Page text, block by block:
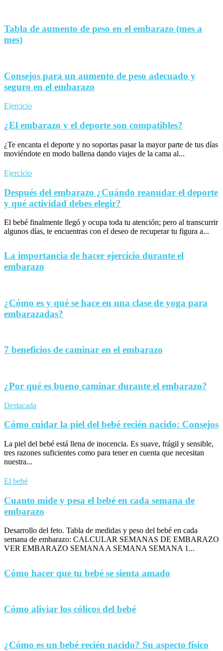
Tabla de aumento de peso en el embarazo (mes a
mes)
Consejos para un aumento de peso adecuado y
seguro en el embarazo
Ejercicio
¿El embarazo y el deporte son compatibles?
¿Te encanta el deporte y no soportas pasar la mayor parte de tus días
moviéndote en modo ballena dando viajes de la cama al...
Ejercicio
Después del embarazo ¿Cuándo reanudar el deporte
y qué actividad debes elegir?
El bebé finalmente llegó y ocupa toda tu atención; pero al transcurrir
algunos días, te encuentras con el deseo de recuperar tu figura a...
La importancia de hacer ejercicio durante el
embarazo
¿Cómo es y qué se hace en una clase de yoga para
embarazadas?
7 beneficios de caminar en el embarazo
¿Por qué es bueno caminar durante el embarazo?
Destacada
Cómo cuidar la piel del bebé recién nacido: Consejos
La piel del bebé está llena de inocencia. Es suave, frágil y sensible,
tres razones suficientes como para tener en cuenta que necesitan
nuestra...
El bebé
Cuanto mide y pesa el bebé en cada semana de
embarazo
Desarrollo del feto. Tabla de medidas y peso del bebé en cada
semana de embarazo: CALCULAR SEMANAS DE EMBARAZO
VER EMBARAZO SEMANA A SEMANA SEMANA 1...
Cómo hacer que tu bebé se sienta amado
Cómo aliviar los cólicos del bebé
¿Cómo es un bebé recién nacido? Su aspecto físico